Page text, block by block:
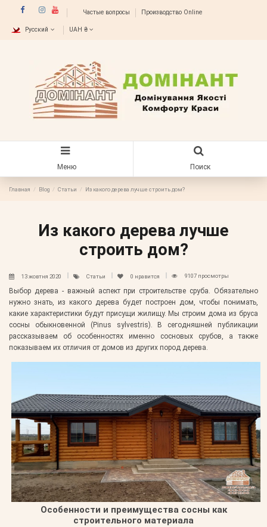
Частые вопросы Производство Online
Русский UAH ₴
Меню Поиск
Главная Blog Статьи Из какого дерева лучше строить дом?
Из какого дерева лучше
строить дом?
13 жовтня 2020 Статьи 0 нравится 9107 просмотры
Выбор дерева - важный аспект при строительстве сруба. Обязательно
нужно знать, из какого дерева будет построен дом, чтобы понимать,
какие характеристики будут присущи жилищу. Мы строим дома из бруса
сосны обыкновенной (Pinus sylvestris). В сегодняшней публикации
рассказываем об особенностях именно сосновых срубов, а также
показываем их отличия от домов из других пород дерева.
Особенности и преимущества сосны как
строительного материала